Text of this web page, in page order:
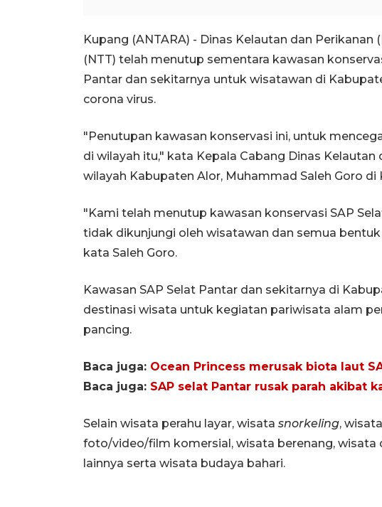
Kupang (ANTARA) - Dinas Kelautan dan Perikanan
(NTT) telah menutup sementara kawasan
Pantar dan sekitarnya untuk wisatawan di
corona virus.
"Penutupan kawasan konservasi ini, untuk
di wilayah itu," kata Kepala Cabang Dinas Kelautan
wilayah Kabupaten Alor, Muhammad Saleh Goro di
"Kami telah menutup kawasan konservasi SAP
tidak dikunjungi oleh wisatawan dan semua
kata Saleh Goro.
Kawasan SAP Selat Pantar dan sekitarnya di
destinasi wisata untuk kegiatan pariwisata alam
pancing.
Baca juga: Ocean Princess merusak biota laut
Baca juga: SAP selat Pantar rusak parah akibat
Selain wisata perahu layar, wisata snorkeling,
foto/video/film komersial, wisata berenang, wisata
lainnya serta wisata budaya bahari.